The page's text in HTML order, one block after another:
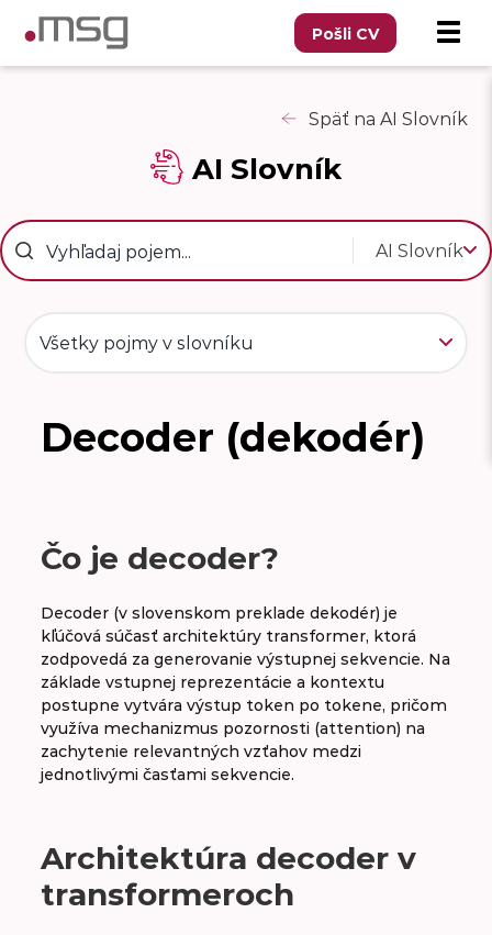
Pošli CV
Späť na AI Slovník
AI Slovník
AI Slovník
Všetky pojmy v slovníku
D
P R S T V W X Y
Z
Dataset
Decision tree
Decoder (dekodér)
Čo je decoder?
Decoder (v slovenskom preklade dekodér) je
kľúčová súčasť architektúry transformer, ktorá
zodpovedá za generovanie výstupnej sekvencie. Na
základe vstupnej reprezentácie a kontextu
postupne vytvára výstup token po tokene, pričom
využíva mechanizmus pozornosti (attention) na
zachytenie relevantných vzťahov medzi
jednotlivými časťami sekvencie.
Architektúra decoder v
transformeroch